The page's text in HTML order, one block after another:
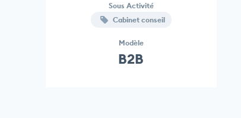
Sous Activité
Cabinet conseil
Modèle
B2B